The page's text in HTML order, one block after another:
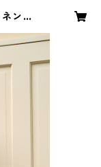
ンジ